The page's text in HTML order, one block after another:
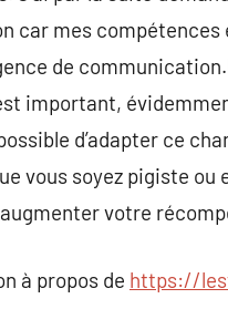
car mes
de
important,
d’adapter ce
vous soyez pigiste
votre
à propos de https://